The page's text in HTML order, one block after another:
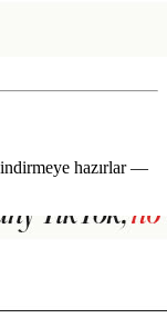
hazırlar —